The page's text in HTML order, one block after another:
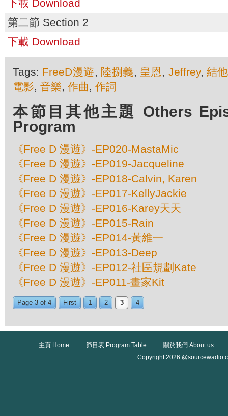
下載 Download
第二節 Section 2
下載 Download
Tags: FreeD漫遊, 陸捌義, 皇恩, Jeffrey,結他
電影, 音樂, 作曲, 作詞
本節目其他主題 Others
Program
《Free D 漫遊》-EP020-MastaMic
《Free D 漫遊》-EP019-Jacqueline
《Free D 漫遊》-EP018-Calvin, Karen
《Free D 漫遊》-EP017-KellyJackie
《Free D 漫遊》-EP016-Karey天天
《Free D 漫遊》-EP015-Rain
《Free D 漫遊》-EP014-黃維一
《Free D 漫遊》-EP013-Deep
《Free D 漫遊》-EP012-社區規劃Kate
《Free D 漫遊》-EP011-畫家Kit
Page 3 of 4 First 1 2 3 4
主頁 Home 節目表 Program Table
關於我們 About us
Copyright 2026